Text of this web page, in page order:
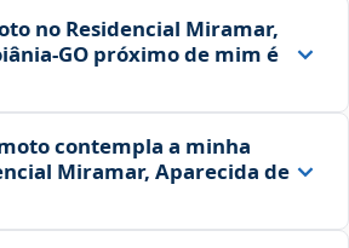
no Residencial Miramar,
próximo de mim é
contempla a minha
Miramar, Aparecida de